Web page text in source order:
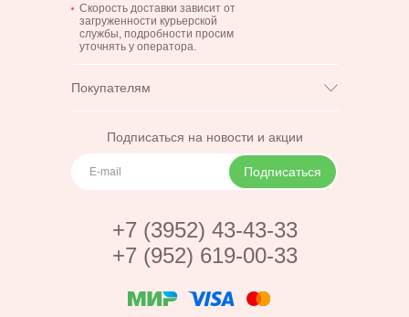
Скорость доставки зависит от
загруженности курьерской
службы, подробности просим
уточнять у оператора.
Покупателям
Цветы
Корпоративным
клиентам
Оплата
Подписаться на новости и акции
Подписаться
+7 (3952) 43-43-33
+7 (952) 619-00-33